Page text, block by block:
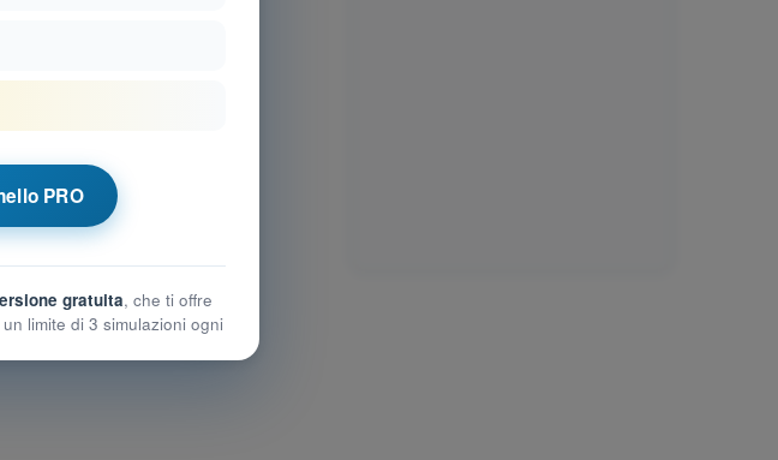
Privato
PRO
gratuita, che ti offre
limite di 3 simulazioni ogni